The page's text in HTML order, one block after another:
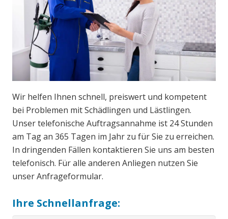
Wir helfen Ihnen schnell, preiswert und kompetent
bei Problemen mit Schädlingen und Lästlingen.
Unser telefonische Auftragsannahme ist 24 Stunden
am Tag an 365 Tagen im Jahr zu für Sie zu erreichen.
In dringenden Fällen kontaktieren Sie uns am besten
telefonisch. Für alle anderen Anliegen nutzen Sie
unser Anfrageformular.
Ihre Schnellanfrage: